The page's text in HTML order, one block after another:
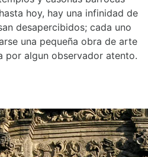
hoy, hay una infinidad de
desapercibidos; cada uno
una pequeña obra de arte
por algun observador atento.